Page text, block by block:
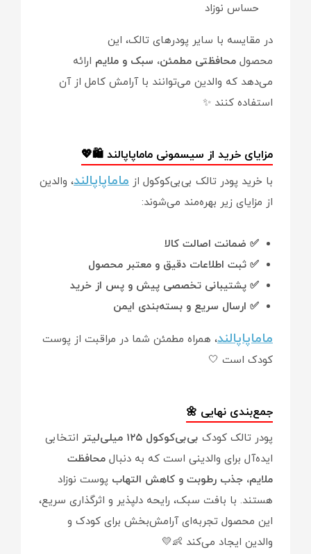
حساس نوزاد
در مقایسه با سایر پودرهای تالک، این
محصول محافظتی مطمئن، سبک و ملایم ارائه
می‌دهد که والدین می‌توانند با آرامش کامل از آن
استفاده کنند ✨
مزایای خرید از سیسمونی ماماپاپالند 🛍️💖
با خرید پودر تالک بی‌بی‌کوکول از ماماپاپالند، والدین
از مزایای زیر بهره‌مند می‌شوند:
✅ ضمانت اصالت کالا
✅ ثبت اطلاعات دقیق و معتبر محصول
✅ پشتیبانی تخصصی پیش و پس از خرید
✅ ارسال سریع و بسته‌بندی ایمن
ماماپاپالند، همراه مطمئن شما در مراقبت از پوست
کودک است 🤍
جمع‌بندی نهایی 🌼
پودر تالک کودک بی‌بی‌کوکول ۱۲۵ میلی‌لیتر
انتخابی
ایده‌آل برای والدینی است که به دنبال محافظت
ملایم، جذب رطوبت و کاهش التهاب پوست نوزاد
هستند. با بافت سبک، رایحه دلپذیر و اثرگذاری سریع،
این محصول تجربه‌ای آرامش‌بخش برای کودک و
والدین ایجاد می‌کند 👶💛